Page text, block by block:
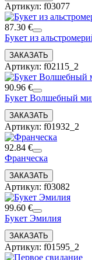
Артикул: f03077
87.30 €
Букет из
Артикул: f02115_2
90.96 €
Букет Волшебный
Артикул: f01932_2
92.84 €
Франческа
Артикул: f03082
99.60 €
Букет Эмилия
Артикул: f01595_2